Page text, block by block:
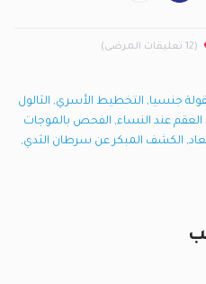
(12 تعليقات المرضى)
جنسيا, التخطيط الأسري, الثالول
, العقم عند النساء, الفحص بالموجات
, الكشف المبكر عن سرطان الثدي,